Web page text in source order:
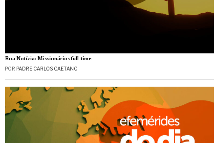
Boa Notícia: Missionários full-time
POR PADRE CARLOS CAETANO